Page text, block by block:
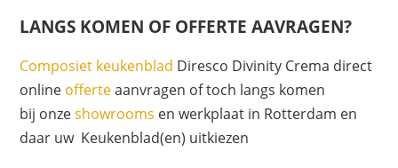
LANGS KOMEN OF OFFERTE AAVRAGEN?
Composiet keukenblad Diresco Divinity Crema direct
online offerteaanvragen of toch langs komen
bij onzeshowrooms en werkplaat in Rotterdam en
daar uw Keukenblad(en) uitkiezen